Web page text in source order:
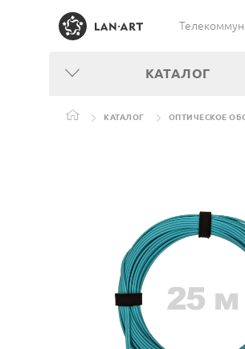
КАТАЛОГ
КАТАЛОГ ОПТИЧЕСКОЕ